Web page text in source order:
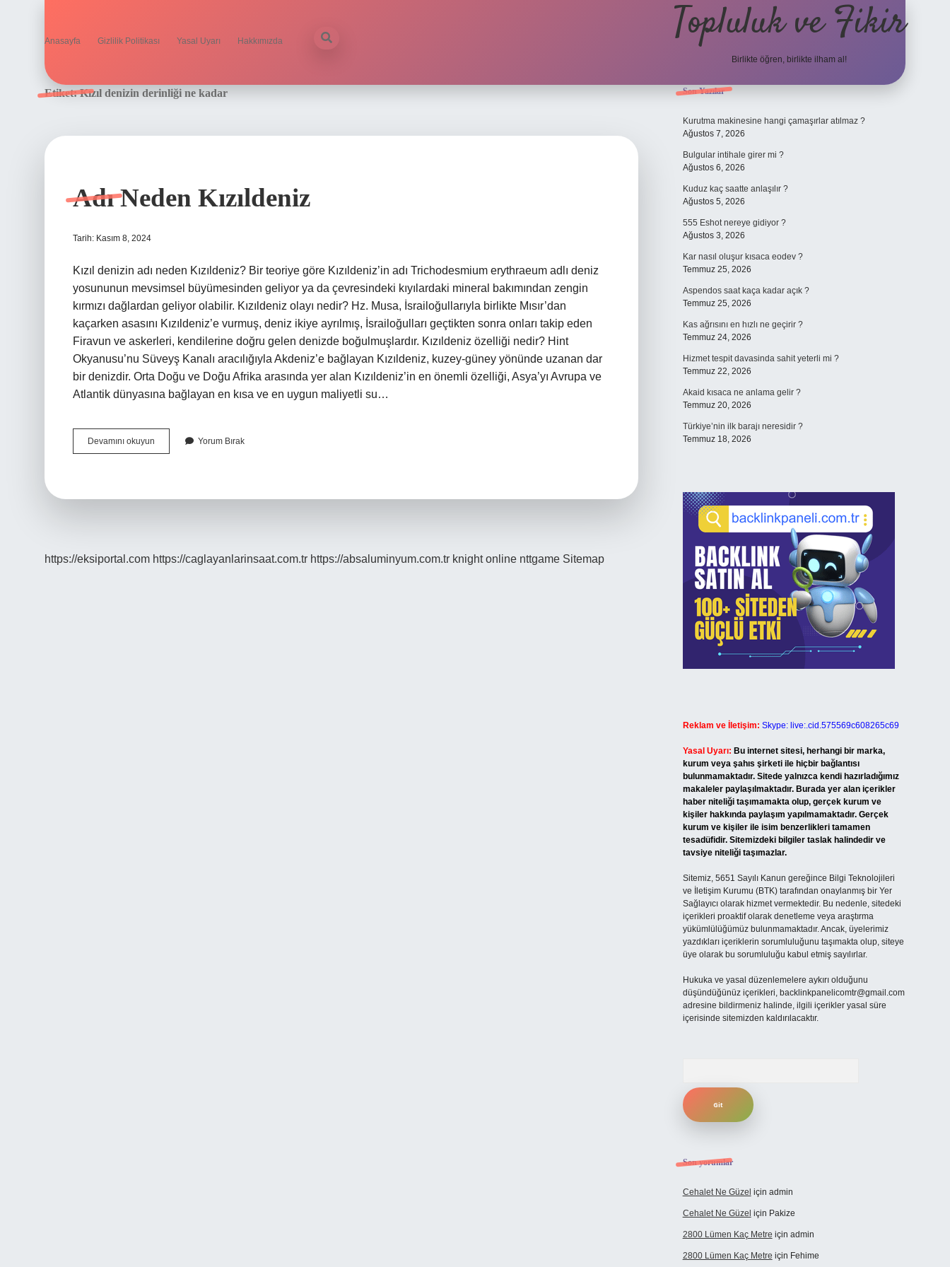
Anasayfa Gizlilik Politikası Yasal Uyarı Hakkımızda Topluluk ve Fikir
Birlikte öğren, birlikte ilham al!
Etiket:Kızıl denizin derinliği ne kadar
Adı Neden Kızıldeniz
Tarih: Kasım 8, 2024
Kızıl denizin adı neden Kızıldeniz? Bir teoriye göre Kızıldeniz’in adı Trichodesmium erythraeum adlı deniz
yosununun mevsimsel büyümesinden geliyor ya da çevresindeki kıyılardaki mineral bakımından zengin
kırmızı dağlardan geliyor olabilir. Kızıldeniz olayı nedir? Hz. Musa, İsrailoğullarıyla birlikte Mısır’dan
kaçarken asasını Kızıldeniz’e vurmuş, deniz ikiye ayrılmış, İsrailoğulları geçtikten sonra onları takip eden
Firavun ve askerleri, kendilerine doğru gelen denizde boğulmuşlardır. Kızıldeniz özelliği nedir? Hint
Okyanusu’nu Süveyş Kanalı aracılığıyla Akdeniz’e bağlayan Kızıldeniz, kuzey-güney yönünde uzanan dar
bir denizdir. Orta Doğu ve Doğu Afrika arasında yer alan Kızıldeniz’in en önemli özelliği, Asya’yı Avrupa ve
Atlantik dünyasına bağlayan en kısa ve en uygun maliyetli su…
Devamını okuyun
Neden
Yorum Bırak
https://eksiportal.com https://caglayanlarinsaat.com.tr https://absaluminyum.com.tr knight online nttgame Sitemap
Sidebar
Son Yazılar
Kurutma makinesine hangi çamaşırlar atılmaz ?
Ağustos 7, 2026
Bulgular intihale girer mi ?
Ağustos 6, 2026
Kuduz kaç saatte anlaşılır ?
Ağustos 5, 2026
555 Eshot nereye gidiyor ?
Ağustos 3, 2026
Kar nasıl oluşur kısaca eodev ?
Temmuz 25, 2026
Aspendos saat kaça kadar açık ?
Temmuz 25, 2026
Kas ağrısını en hızlı ne geçirir ?
Temmuz 24, 2026
Hizmet tespit davasinda sahit yeterli mi ?
Temmuz 22, 2026
Akaid kısaca ne anlama gelir ?
Temmuz 20, 2026
Türkiye’nin ilk barajı neresidir ?
Temmuz 18, 2026
Reklam ve İletişim: Skype: live:.cid.575569c608265c69
Yasal Uyarı: Bu internet sitesi, herhangi bir marka,
kurum veya şahıs şirketi ile hiçbir bağlantısı
bulunmamaktadır. Sitede yalnızca kendi hazırladığımız
makaleler paylaşılmaktadır. Burada yer alan içerikler
haber niteliği taşımamakta olup, gerçek kurum ve
kişiler hakkında paylaşım yapılmamaktadır. Gerçek
kurum ve kişiler ile isim benzerlikleri tamamen
tesadüfidir. Sitemizdeki bilgiler taslak halindedir ve
tavsiye niteliği taşımazlar.
Sitemiz, 5651 Sayılı Kanun gereğince Bilgi Teknolojileri
ve İletişim Kurumu (BTK) tarafından onaylanmış bir Yer
Sağlayıcı olarak hizmet vermektedir. Bu nedenle, sitedeki
içerikleri proaktif olarak denetleme veya araştırma
yükümlülüğümüz bulunmamaktadır. Ancak, üyelerimiz
yazdıkları içeriklerin sorumluluğunu taşımakta olup, siteye
üye olarak bu sorumluluğu kabul etmiş sayılırlar.
Hukuka ve yasal düzenlemelere aykırı olduğunu
düşündüğünüz içerikleri, backlinkpanelicomtr@gmail.com
adresine bildirmeniz halinde, ilgili içerikler yasal süre
içerisinde sitemizden kaldırılacaktır.
Son yorumlar
Cehalet Ne Güzel için admin
Cehalet Ne Güzel için Pakize
2800 Lümen Kaç Metre için admin
2800 Lümen Kaç Metre için Fehime